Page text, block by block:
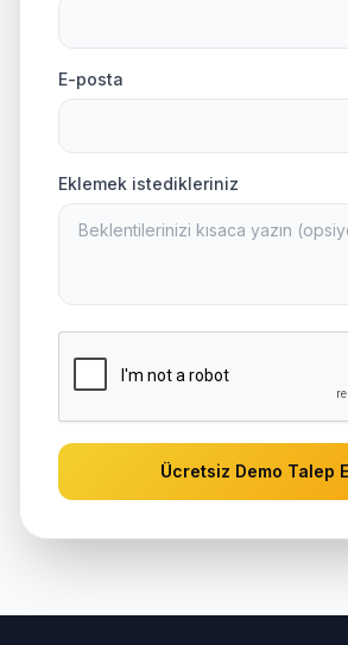
E-posta
Eklemek istedikleriniz
Ücretsiz Demo Talep